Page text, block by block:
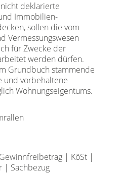
deklarierte
Immobilien-
sollen die vom
Vermessungswesen
für Zwecke der
werden dürfen.
Grundbuch stammende
und vorbehaltene
Wohnungseigentums.
Gewinnfreibetrag| KöSt|
| Sachbezug